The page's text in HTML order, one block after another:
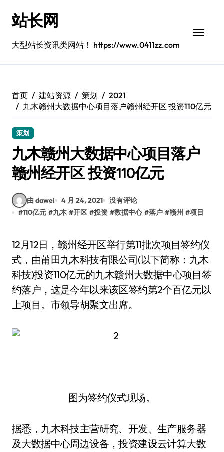
站长网
大型站长资讯类网站！ https://www.0411zz.com
首页 建站资源 策划
2021
九木赣州大数据中心项目落户赣州经开区 投资110亿元
策划
九木赣州大数据中心项目落户
赣州经开区 投资110亿元
由 dawei 4 月 24, 2021
没有评论
#110亿元 #九木 #开区 #投资 #数据中心 #落户 #赣州 #项目
12月12日，赣州经开区举行第11批次项目签约仪
式，由莆田九木科技有限公司(以下简称：九木
科技)投资110亿元的九木赣州大数据中心项目签
约落户，这是今年以来该区签约第2个百亿元以
上项目。市领导胡聚文出席。
图为签约仪式现场。
据悉，九木科技主营研究、开发、生产服务器
及大数据中心周边设备，投资建设云计算大数